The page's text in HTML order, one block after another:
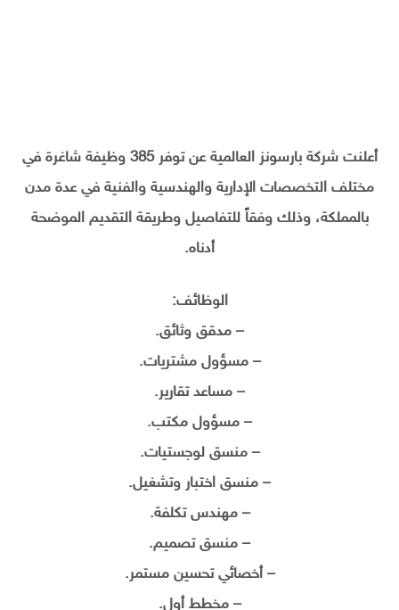
أعلنت شركة بارسونز العالمية عن توفر 385 وظيفة شاغرة في
مختلف التخصصات الإدارية والهندسية والفنية في عدة مدن
بالمملكة، وذلك وفقاً للتفاصيل وطريقة التقديم الموضحة
أدناه.
الوظائف:
– مدقق وثائق.
– مسؤول مشتريات.
– مساعد تقارير.
– مسؤول مكتب.
– منسق لوجستيات.
– منسق اختبار وتشغيل.
– مهندس تكلفة.
– منسق تصميم.
– أخصائي تحسين مستمر.
– مخطط أول.